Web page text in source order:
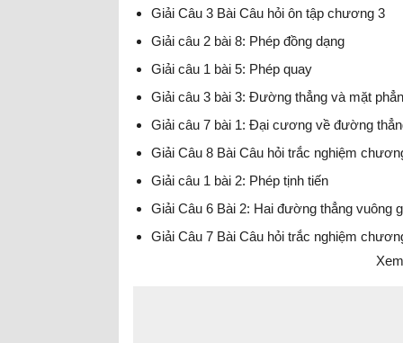
Giải Câu 3 Bài Câu hỏi ôn tập chương 3
Giải câu 2 bài 8: Phép đồng dạng
Giải câu 1 bài 5: Phép quay
Giải câu 3 bài 3: Đường thẳng và mặt
Giải câu 7 bài 1: Đại cương về đường
Giải Câu 8 Bài Câu hỏi trắc nghiệm
Giải câu 1 bài 2: Phép tịnh tiến
Giải Câu 6 Bài 2: Hai đường thẳng vuông
Giải Câu 7 Bài Câu hỏi trắc nghiệm